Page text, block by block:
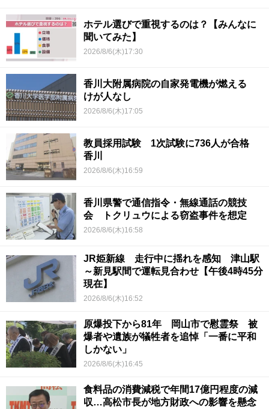
ホテル選びで重視するのは？【みんなに
聞いてみた】
2026/8/6(木)17:30
香川大附属病院の自家発電機が燃える
けが人なし
2026/8/6(木)17:05
教員採用試験 1次試験に736人が合格
香川
2026/8/6(木)16:59
香川県警で通信指令・無線通話の競技
会 トクリュウによる窃盗事件を想定
2026/8/6(木)16:58
JR姫新線 走行中に揺れを感知 津山駅
～新見駅間で運転見合わせ【午後4時45分
現在】
2026/8/6(木)16:52
原爆投下から81年 岡山市で慰霊祭 被
爆者や遺族が犠牲者を追悼「一番に平和
しかない」
2026/8/6(木)16:45
食料品の消費減税で年間17億円程度の減
収…高松市長が地方財政への影響を懸念